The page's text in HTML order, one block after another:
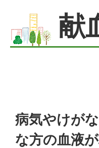
献
病気やけが
な方の血液